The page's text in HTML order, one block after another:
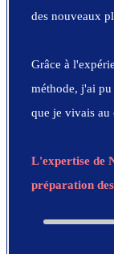
des nouveaux
Grâce à
méthode, j'ai
que je vivais au
L'expertise de
préparation